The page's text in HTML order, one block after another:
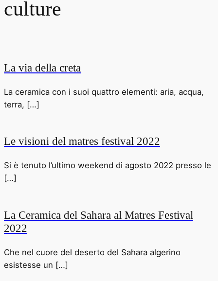
culture
La via della creta
La ceramica con i suoi quattro elementi: aria, acqua,
terra, […]
Le visioni del matres festival 2022
Si è tenuto l’ultimo weekend di agosto 2022 presso le
[…]
La Ceramica del Sahara al Matres Festival
2022
Che nel cuore del deserto del Sahara algerino
esistesse un […]